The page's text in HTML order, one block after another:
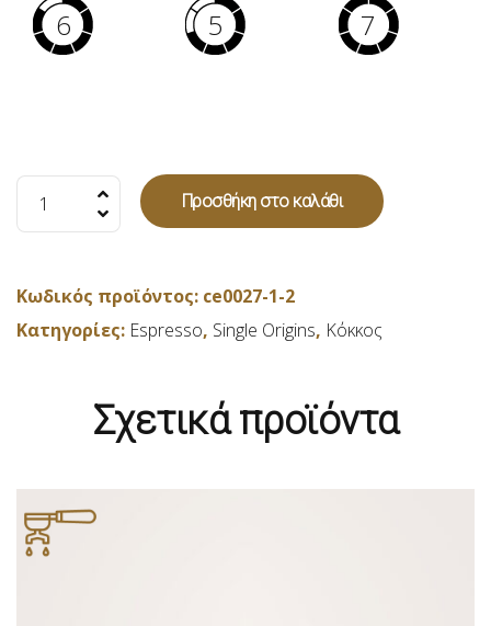
6 5 7
κόκκους)
-
Προσθήκη στο καλάθι
Κωδικός προϊόντος: ce0027-1-2
Κατηγορίες: Espresso, Single Origins, Κόκκος
Σχετικά προϊόντα